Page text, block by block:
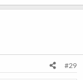
til
for ett eller begge
er skikkelig
ufølsomme?
merke diacetyl,
for det.)#29